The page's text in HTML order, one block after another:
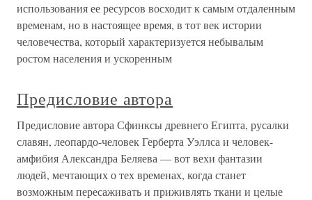
использования ее ресурсов восходит к самым отдаленным
временам, но в настоящее время, в тот век истории
человечества, который характеризуется небывалым
ростом населения и ускоренным
Предисловие автора
Предисловие автора Сфинксы древнего Египта, русалки
славян, леопардо-человек Герберта Уэллса и человек-
амфибия Александра Беляева — вот вехи фантазии
людей, мечтающих о тех временах, когда станет
возможным пересаживать и приживлять ткани и целые